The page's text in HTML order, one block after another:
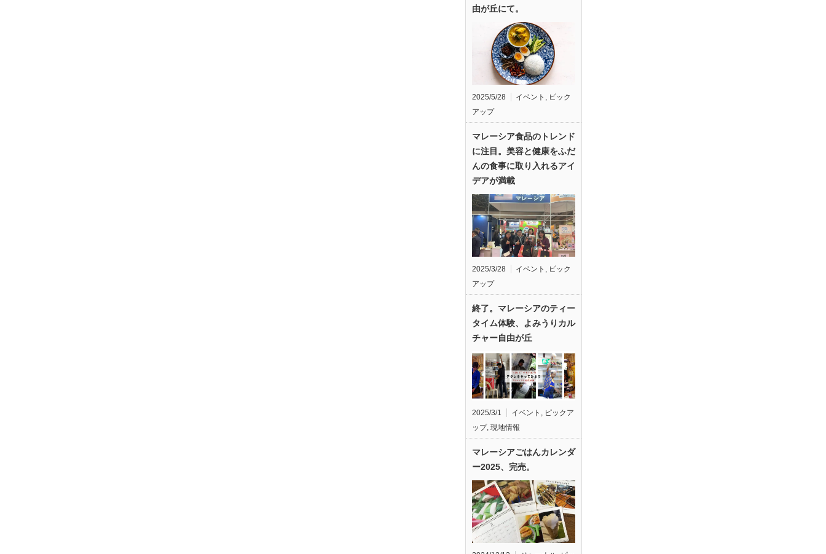
由が丘にて。
2025/5/28 イベント , ピック
アップ
マレーシア食品のトレンド
に注目。美容と健康をふだ
んの食事に取り入れるアイ
デアが満載
2025/3/28 イベント
ピック
アップ
終了。マレーシアのティー
タイム体験、よみうりカル
チャー自由が丘
2025/3/1 イベント , ピックア
ップ, 現地情報
マレーシアごはんカレンダ
ー2025、完売。